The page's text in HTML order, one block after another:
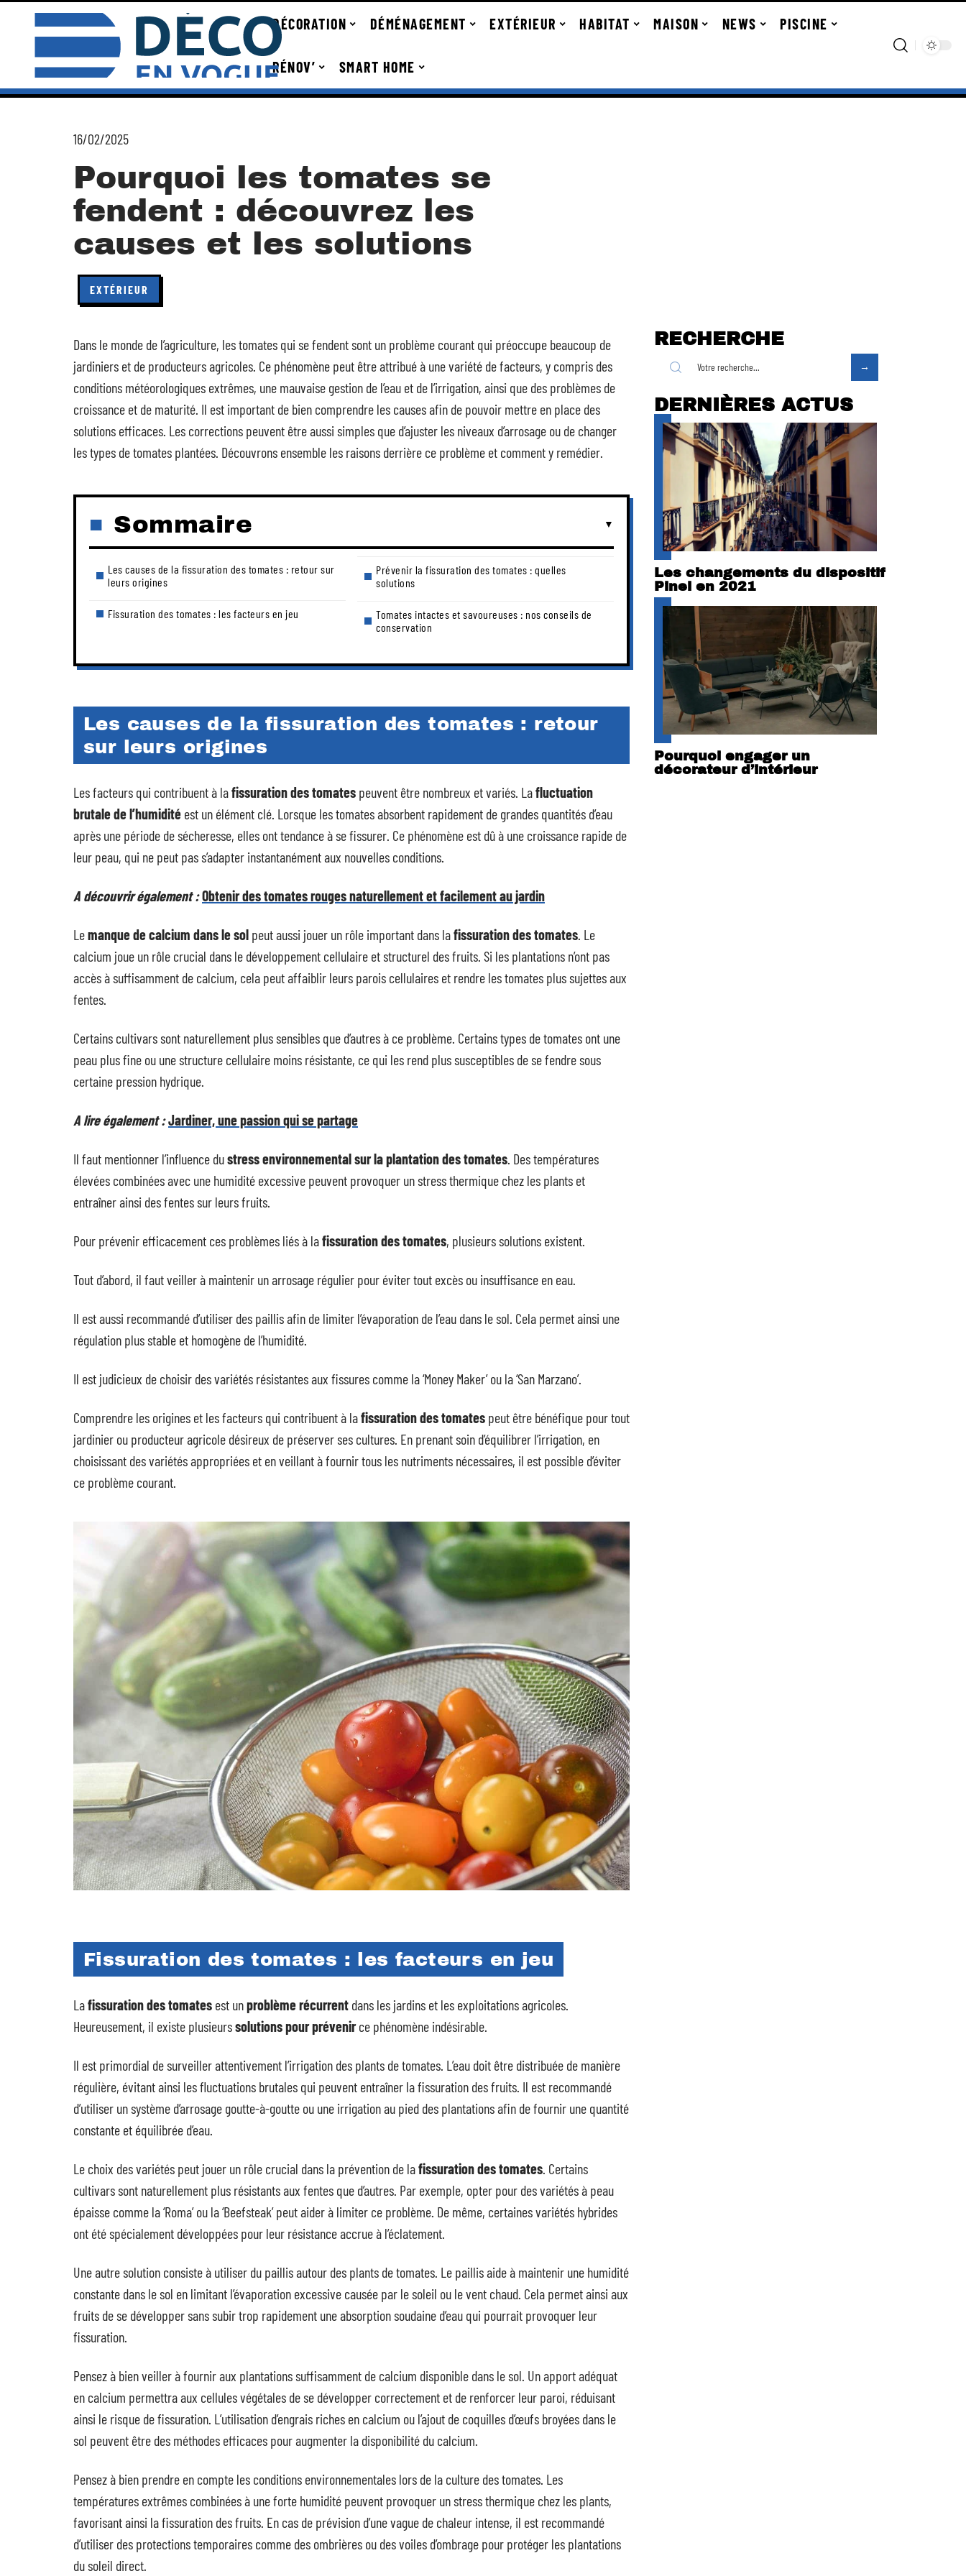
DÉCORATION DÉMÉNAGEMENT EXTÉRIEUR HABITAT MAISON NEWS PISCINE
RÉNOV’ SMART HOME
16/02/2025
Pourquoi les tomates se
fendent : découvrez les
causes et les solutions
EXTÉRIEUR
Dans le monde de l’agriculture, les tomates qui se fendent sont un problème courant qui préoccupe beaucoup de
jardiniers et de producteurs agricoles. Ce phénomène peut être attribué à une variété de facteurs, y compris des
conditions météorologiques extrêmes, une mauvaise gestion de l’eau et de l’irrigation, ainsi que des problèmes de
croissance et de maturité. Il est important de bien comprendre les causes afin de pouvoir mettre en place des
solutions efficaces. Les corrections peuvent être aussi simples que d’ajuster les niveaux d’arrosage ou de changer
les types de tomates plantées. Découvrons ensemble les raisons derrière ce problème et comment y remédier.
Sommaire
Les causes de la fissuration des tomates : retour sur
leurs origines
Fissuration des tomates : les facteurs en jeu
Prévenir la fissuration des tomates : quelles
solutions
Tomates intactes et savoureuses : nos conseils de
conservation
Les causes de la fissuration des tomates : retour
sur leurs origines
Les facteurs qui contribuent à lafissuration des tomates peuvent être nombreux et variés. Lafluctuation
brutale de l’humidité est un élément clé. Lorsque les tomates absorbent rapidement de grandes quantités d’eau
après une période de sécheresse, elles ont tendance à se fissurer. Ce phénomène est dû à une croissance rapide de
leur peau, qui ne peut pas s’adapter instantanément aux nouvelles conditions.
A découvrir également :Obtenir des tomates rouges naturellement et facilement au jardin
Lemanque de calcium dans le sol peut aussi jouer un rôle important dans lafissuration des tomates. Le
calcium joue un rôle crucial dans le développement cellulaire et structurel des fruits. Si les plantations n’ont pas
accès à suffisamment de calcium, cela peut affaiblir leurs parois cellulaires et rendre les tomates plus sujettes aux
fentes.
Certains cultivars sont naturellement plus sensibles que d’autres à ce problème. Certains types de tomates ont une
peau plus fine ou une structure cellulaire moins résistante, ce qui les rend plus susceptibles de se fendre sous
certaine pression hydrique.
A lire également :Jardiner, une passion qui se partage
Il faut mentionner l’influence dustress environnemental sur la plantation des tomates. Des températures
élevées combinées avec une humidité excessive peuvent provoquer un stress thermique chez les plants et
entraîner ainsi des fentes sur leurs fruits.
Pour prévenir efficacement ces problèmes liés à lafissuration des tomates, plusieurs solutions existent.
Tout d’abord, il faut veiller à maintenir un arrosage régulier pour éviter tout excès ou insuffisance en eau.
Il est aussi recommandé d’utiliser des paillis afin de limiter l’évaporation de l’eau dans le sol. Cela permet ainsi une
régulation plus stable et homogène de l’humidité.
Il est judicieux de choisir des variétés résistantes aux fissures comme la ‘Money Maker’ ou la ‘San Marzano’.
Comprendre les origines et les facteurs qui contribuent à lafissuration des tomates peut être bénéfique pour tout
jardinier ou producteur agricole désireux de préserver ses cultures. En prenant soin d’équilibrer l’irrigation, en
choisissant des variétés appropriées et en veillant à fournir tous les nutriments nécessaires, il est possible d’éviter
ce problème courant.
Fissuration des tomates : les facteurs en jeu
Lafissuration des tomates est unproblème récurrent dans les jardins et les exploitations agricoles.
Heureusement, il existe plusieurssolutions pour prévenirce phénomène indésirable.
Il est primordial de surveiller attentivement l’irrigation des plants de tomates. L’eau doit être distribuée de manière
régulière, évitant ainsi les fluctuations brutales qui peuvent entraîner la fissuration des fruits. Il est recommandé
d’utiliser un système d’arrosage goutte-à-goutte ou une irrigation au pied des plantations afin de fournir une quantité
constante et équilibrée d’eau.
Le choix des variétés peut jouer un rôle crucial dans la prévention de lafissuration des tomates . Certains
cultivars sont naturellement plus résistants aux fentes que d’autres. Par exemple, opter pour des variétés à peau
épaisse comme la ‘Roma’ ou la ‘Beefsteak’ peut aider à limiter ce problème. De même, certaines variétés hybrides
ont été spécialement développées pour leur résistance accrue à l’éclatement.
Une autre solution consiste à utiliser du paillis autour des plants de tomates. Le paillis aide à maintenir une humidité
constante dans le sol en limitant l’évaporation excessive causée par le soleil ou le vent chaud. Cela permet ainsi aux
fruits de se développer sans subir trop rapidement une absorption soudaine d’eau qui pourrait provoquer leur
fissuration.
Pensez à bien veiller à fournir aux plantations suffisamment de calcium disponible dans le sol. Un apport adéquat
en calcium permettra aux cellules végétales de se développer correctement et de renforcer leur paroi, réduisant
ainsi le risque de fissuration. L’utilisation d’engrais riches en calcium ou l’ajout de coquilles d’œufs broyées dans le
sol peuvent être des méthodes efficaces pour augmenter la disponibilité du calcium.
Pensez à bien prendre en compte les conditions environnementales lors de la culture des tomates. Les
températures extrêmes combinées à une forte humidité peuvent provoquer un stress thermique chez les plants,
favorisant ainsi la fissuration des fruits. En cas de prévision d’une vague de chaleur intense, il est recommandé
d’utiliser des protections temporaires comme des ombrières ou des voiles d’ombrage pour protéger les plantations
du soleil direct.
RECHERCHE
DERNIÈRES ACTUS
Les changements du dispositif
Pinel en 2021
Pourquoi engager un
décorateur d’intérieur